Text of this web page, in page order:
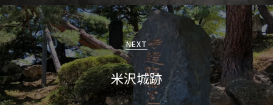
シ
ョ
ン
NEXT
米沢城跡